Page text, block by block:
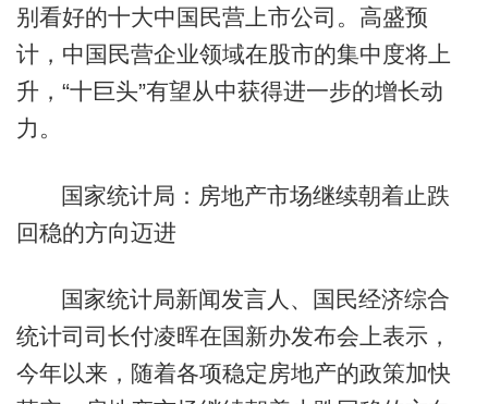
别看好的十大中国民营上市公司。高盛预
计，中国民营企业领域在股市的集中度将上
升，“十巨头”有望从中获得进一步的增长动
力。
国家统计局：房地产市场继续朝着止跌
回稳的方向迈进
国家统计局新闻发言人、国民经济综合
统计司司长付凌晖在国新办发布会上表示，
今年以来，随着各项稳定房地产的政策加快